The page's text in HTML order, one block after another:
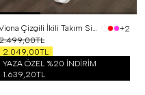
Viona Çizgili İkili Takım Siyah
+2
2.049,00TL
YAZA ÖZEL %20 İNDİRİM
1.639,20TL